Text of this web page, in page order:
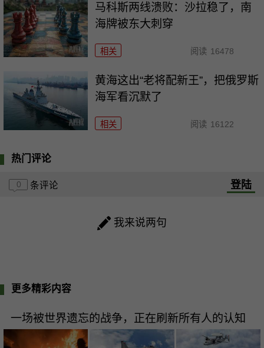
马科斯两线溃败：沙拉稳了，南
海牌被东大刺穿
相关 阅读 16478
黄海这出“老将配新王”，把俄罗斯
海军看沉默了
相关 阅读 16122
热门评论
0 条评论 登陆
我来说两句
更多精彩内容
一场被世界遗忘的战争，正在刷新所有人的认知